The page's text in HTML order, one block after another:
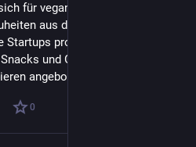
für vegane Ernährung
aus der
probieren möchten. Es
und Getränken, die auf der
angeboten werden.
0